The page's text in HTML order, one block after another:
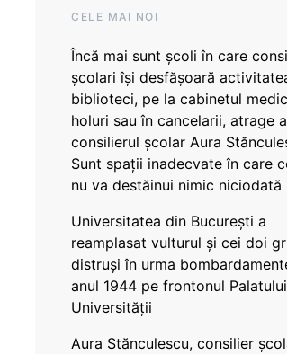
CELE MAI NOI
Încă mai sunt școli în care
școlari își desfășoară
biblioteci, pe la cabinetul
holuri sau în cancelarii, atrage
consilierul școlar Aura
Sunt spații inadecvate în care
nu va destăinui nimic niciodată
Universitatea din București a
reamplasat vulturul și cei doi
distruși în urma
anul 1944 pe frontonul Palatului
Universității
Aura Stănculescu, consilier